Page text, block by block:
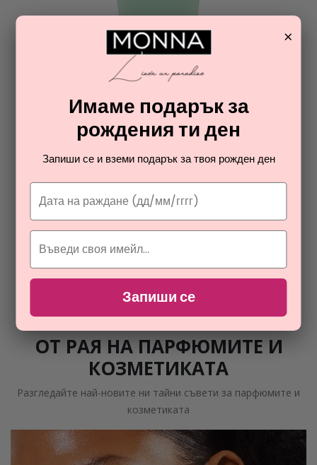
PATE GRISE SPECIALE 5 DRYING GEL
подсушаващ гел за измиване за жени
15,28 €
ОТ РАЯ НА ПАРФЮМИТЕ И
КОЗМЕТИКАТА
Разгледайте най-новите ни тайни съвети за парфюмите и
козметиката
×
Имаме подарък за
рождения ти ден
Запиши се и вземи подарък за твоя рожден ден
Запиши се